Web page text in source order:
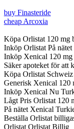
buy Finasteride
cheap Arcoxia
Köpa Orlistat 120 mg
Inköp Orlistat På
Inköp Xenical 120
Säker apoteket för att
Köpa Orlistat Schweiz
Generisk Xenical 120
Inköp Xenical Nu
Lågt Pris Orlistat 120
På nätet Xenical
Beställa Orlistat
Orlistat Orlistat Billig